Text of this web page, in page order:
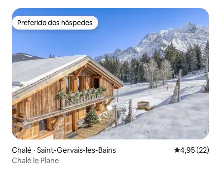
Preferido dos hóspedes
Preferido dos hóspedes
Chalé ⋅ Saint-Gervais-les-Bains 4,95 de uma
4,95 (22)
Chalé le Plane